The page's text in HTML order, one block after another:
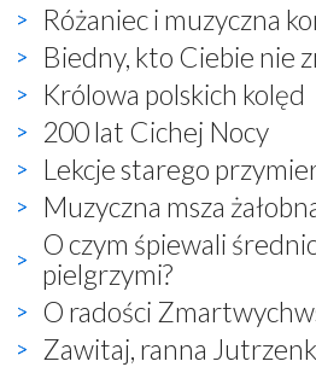
Różaniec i muzyczna
Biedny, kto Ciebie nie
Królowa polskich kolęd
200 lat Cichej Nocy
Lekcje starego
Muzyczna msza
O czym śpiewali
pielgrzymi?
O radości
Zawitaj, ranna